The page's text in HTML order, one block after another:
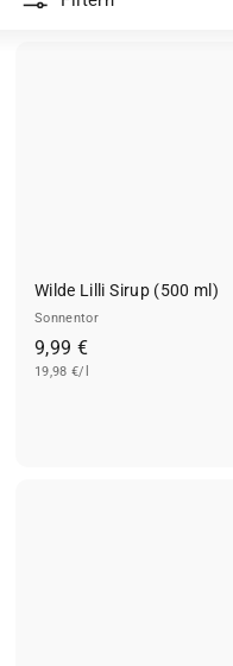
Wilde Lilli Sirup (500 ml)
Sonnentor
9,99 €9
,
19,98 €/l